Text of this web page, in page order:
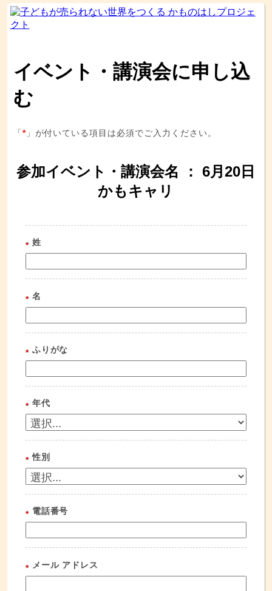
イベント・講演会に申し込
む
「 *」が付いている項目は必須でご入力ください。
参加イベント・講演会名 ： 6月20日
かもキャリ
* 姓
* 名
* ふりがな
* 年代
* 性別
* 電話番号
* メール アドレス